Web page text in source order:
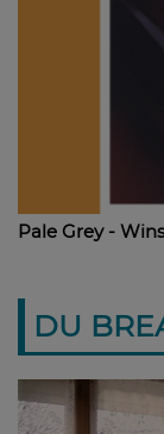
Pale Grey -
DU